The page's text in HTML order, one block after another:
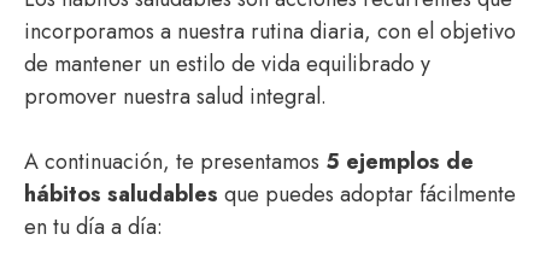
incorporamos a nuestra rutina diaria, con el objetivo
de mantener un estilo de vida equilibrado y
promover nuestra salud integral.
A continuación, te presentamos 5 ejemplos de
hábitos saludables que puedes adoptar fácilmente
en tu día a día: